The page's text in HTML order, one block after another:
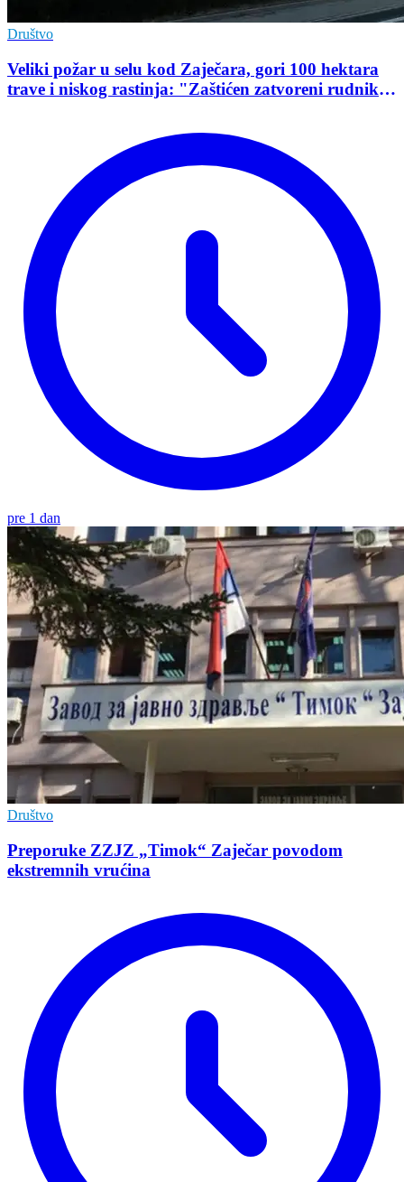
Društvo
Veliki požar u selu kod Zaječara, gori 100 hektara
trave i niskog rastinja: "Zaštićen zatvoreni rudnik
pre 1 dan
Društvo
Preporuke ZZJZ „Timok“ Zaječar povodom
ekstremnih vrućina